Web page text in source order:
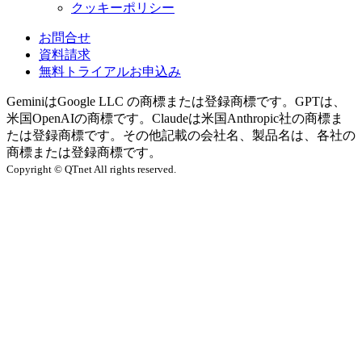
クッキーポリシー
お問合せ
資料請求
無料トライアルお申込み
GeminiはGoogle LLC の商標または登録商標です。GPTは、
米国OpenAIの商標です。Claudeは米国Anthropic社の商標ま
たは登録商標です。 その他記載の会社名、製品名は、各社の
商標または登録商標です。
Copyright © QTnet All rights reserved.